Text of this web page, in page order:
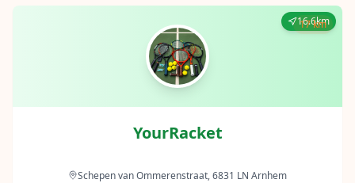
16.6km
YourRacket
Schepen van Ommerenstraat, 6831 LN Arnhem
17 km